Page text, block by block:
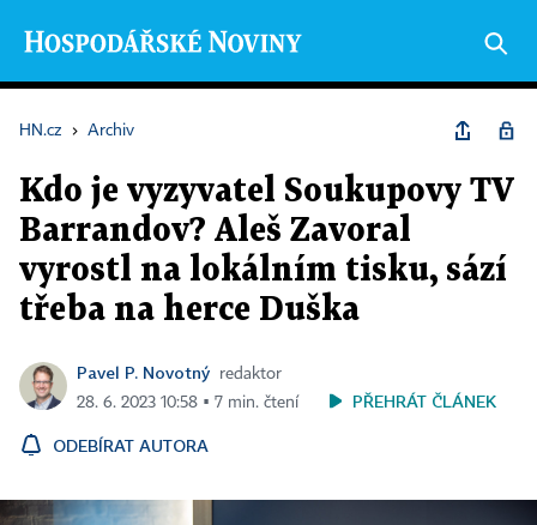
HN.cz › Archiv
Kdo je vyzyvatel Soukupovy TV
Barrandov? Aleš Zavoral
vyrostl na lokálním tisku, sází
třeba na herce Duška
Pavel P. Novotný
redaktor
28. 6. 2023 10:58 ▪ 7 min. čtení
PŘEHRÁT ČLÁNEK
ODEBÍRAT AUTORA